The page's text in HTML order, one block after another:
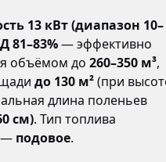
13 кВт (диапазон 10–
81–83%— эффективно
объёмом до 260–350 м³,
до 130 м²(при
длина поленьев
см). Тип топлива
— подовое.